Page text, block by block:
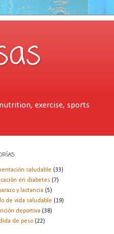
exercise, sports
saludable (33)
en diabetes (7)
y lactancia (5)
de vida saludable (19)
deportiva (38)
de peso (22)